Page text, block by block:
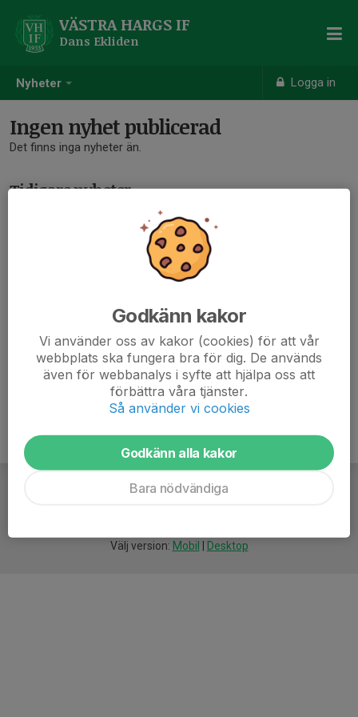
Nyheter Logga in
VÄSTRA HARGS IF
Dans Ekliden
Ingen nyhet publicerad
Det finns inga nyheter än.
Tidigare nyheter
Det finns inga tidigare nyheter
Välj version: Mobil Desktop
Godkänn kakor
Vi använder oss av kakor (cookies) för att vår
webbplats ska fungera bra för dig. De används
även för webbanalys i syfte att hjälpa oss att
förbättra våra tjänster.
Så använder vi cookies
Godkänn alla kakor
Bara nödvändiga